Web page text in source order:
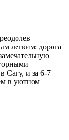
легким: дорога
Сагу, и за 6-7
в уютном